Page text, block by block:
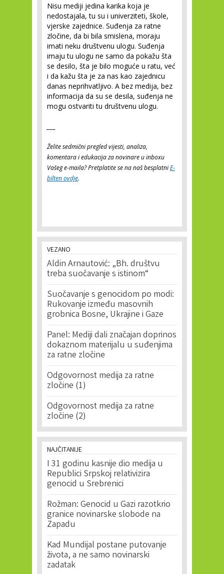
Nisu mediji jedina karika koja je
nedostajala, tu su i univerziteti, škole,
vjerske zajednice. Suđenja za ratne
zločine, da bi bila smislena, moraju
imati neku društvenu ulogu. Suđenja
imaju tu ulogu ne samo da pokažu šta
se desilo, šta je bilo moguće u ratu, već
i da kažu šta je za nas kao zajednicu
danas neprihvatljivo. A bez medija, bez
informacija da su se desila, suđenja ne
mogu ostvariti tu društvenu ulogu.
Želite sedmični pregled vijesti, analiza,
komentara i edukacija za novinare u inboxu
Vašeg e-maila? Pretplatite se na naš besplatniE-
bilten ovdje.
VEZANO
Aldin Arnautović: „Bh. društvu
treba suočavanje s istinom“
Suočavanje s genocidom po modi:
Rukovanje između masovnih
grobnica Bosne, Ukrajine i Gaze
Panel: Mediji dali značajan doprinos
dokaznom materijalu u suđenjima
za ratne zločine
Odgovornost medija za ratne
zločine (1)
Odgovornost medija za ratne
zločine (2)
NAJČITANIJE
I 31 godinu kasnije dio medija u
Republici Srpskoj relativizira
genocid u Srebrenici
Rožman: Genocid u Gazi razotkrio
granice novinarske slobode na
Zapadu
Kad Mundijal postane putovanje
života, a ne samo novinarski
zadatak